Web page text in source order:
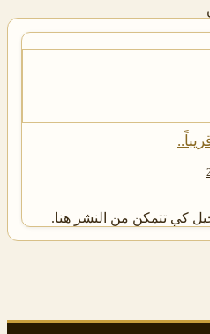
كي تتمكن من النشر هنا.